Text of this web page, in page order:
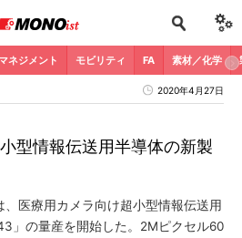
ネジメント モビリティ FA 素材／化学
2020年4月27日
型情報伝送用半導体の新製
医療用カメラ向け超小型情報伝送用
」の量産を開始した。2Mピクセル60